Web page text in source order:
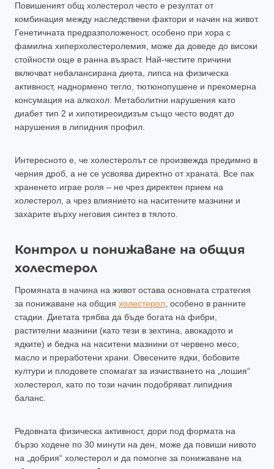
Повишеният общ холестерол често е резултат от
комбинация между наследствени фактори и начин на живот.
Генетичната предразположеност, особено при хора с
фамилна хиперхолестеролемия, може да доведе до високи
стойности още в ранна възраст. Най-честите причини
включват небалансирана диета, липса на физическа
активност, наднормено тегло, тютюнопушене и прекомерна
консумация на алкохол. Метаболитни нарушения като
диабет тип 2 и хипотиреоидизъм също често водят до
нарушения в липидния профил.
Интересното е, че холестеролът се произвежда предимно в
черния дроб, а не се усвоява директно от храната. Все пак
храненето играе роля – не чрез директен прием на
холестерол, а чрез влиянието на наситените мазнини и
захарите върху неговия синтез в тялото.
Контрол и понижаване на общия
холестерол
Промяната в начина на живот остава основната стратегия
за понижаване на общия холестерол , особено в ранните
стадии. Диетата трябва да бъде богата на фибри,
растителни мазнини (като тези в зехтина, авокадото и
ядките) и бедна на наситени мазнини от червено месо,
масло и преработени храни. Овесените ядки, бобовите
култури и плодовете спомагат за изчистването на „лошия“
холестерол, като по този начин подобряват липидния
баланс.
Редовната физическа активност, дори под формата на
бързо ходене по 30 минути на ден, може да повиши нивото
на „добрия“ холестерол и да помогне за понижаване на